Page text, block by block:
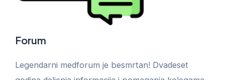
Forum
Legendarni medforum je besmrtan! Dvadeset